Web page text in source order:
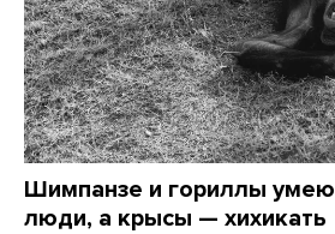
Шимпанзе и гориллы
люди, а крысы — хихикать